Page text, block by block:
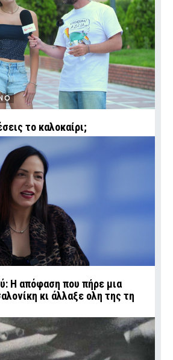
το καλοκαίρι;
Η απόφαση που πήρε μια
κι άλλαξε ολη της τη